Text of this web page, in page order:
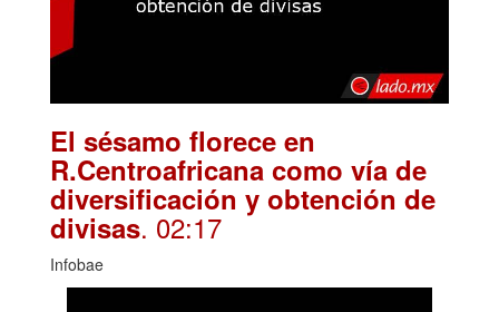
El sésamo florece en
R.Centroafricana como vía de
diversificación y obtención de
divisas. 02:17
Infobae